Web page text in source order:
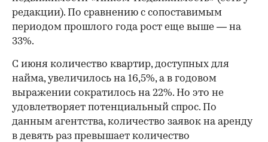
редакции). По сравнению с сопоставимым
периодом прошлого года рост еще выше — на
33%.
С июня количество квартир, доступных для
найма, увеличилось на 16,5%, а в годовом
выражении сократилось на 22%. Но это не
удовлетворяет потенциальный спрос. По
данным агентства, количество заявок на аренду
в девять раз превышает количество